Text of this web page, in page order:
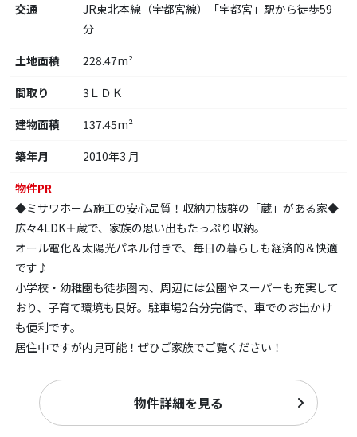
交通
JR東北本線（宇都宮線）「宇都宮」駅から徒歩59
分
土地面積
228.47m²
間取り
3ＬＤＫ
建物面積
137.45m²
築年月
2010年3 月
物件PR
◆ミサワホーム施工の安心品質！収納力抜群の「蔵」がある家◆
広々4LDK＋蔵で、家族の思い出もたっぷり収納。
オール電化＆太陽光パネル付きで、毎日の暮らしも経済的＆快適
です♪
小学校・幼稚園も徒歩圏内、周辺には公園やスーパーも充実して
おり、子育て環境も良好。駐車場2台分完備で、車でのお出かけ
も便利です。
居住中ですが内見可能！ぜひご家族でご覧ください！
物件詳細を見る